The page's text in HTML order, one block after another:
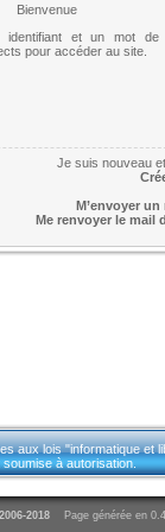
Bienvenue
identifiant et un mot de
pour accéder au site.
Je suis nouveau
M’envoyer
Me renvoyer le mail
lois "informatique et
soumise à autorisation.
2018Page générée en